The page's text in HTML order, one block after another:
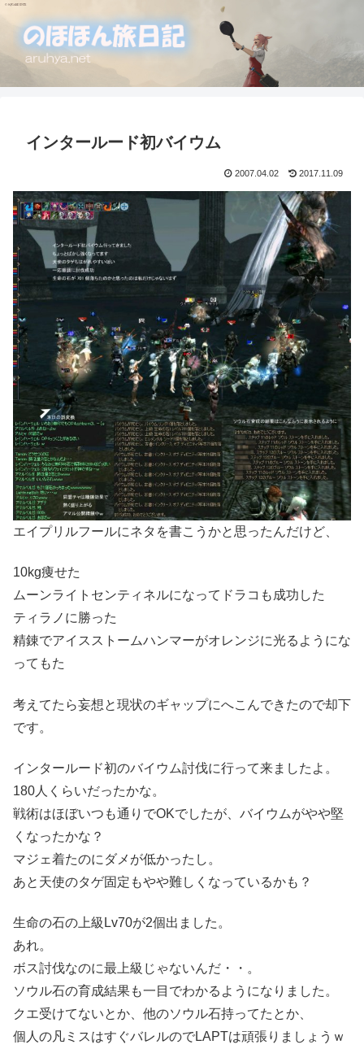
インタールード初バイウム
2007.04.02 2017.11.09
エイプリルフールにネタを書こうかと思ったんだけど、
10kg痩せた
ムーンライトセンティネルになってドラコも成功した
ティラノに勝った
精錬でアイスストームハンマーがオレンジに光るようにな
ってもた
考えてたら妄想と現状のギャップにへこんできたので却下
です。
インタールード初のバイウム討伐に行って来ましたよ。
180人くらいだったかな。
戦術はほぼいつも通りでOKでしたが、バイウムがやや堅
くなったかな？
マジェ着たのにダメが低かったし。
あと天使のタゲ固定もやや難しくなっているかも？
生命の石の上級Lv70が2個出ました。
あれ。
ボス討伐なのに最上級じゃないんだ・・。
ソウル石の育成結果も一目でわかるようになりました。
クエ受けてないとか、他のソウル石持ってたとか、
個人の凡ミスはすぐバレルのでLAPTは頑張りましょうｗ